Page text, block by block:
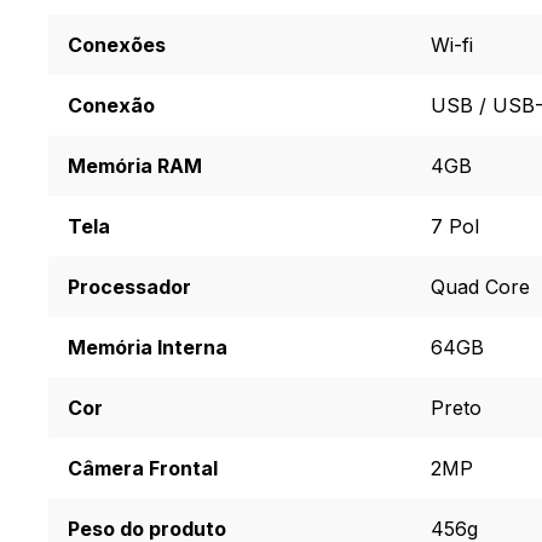
Conexões Wi-fi
Conexão USB /
Memória RAM 4GB
Tela 7 Pol
Processador Quad Core
Memória Interna 64GB
Cor Preto
Câmera Frontal 2MP
Peso do produto 456g